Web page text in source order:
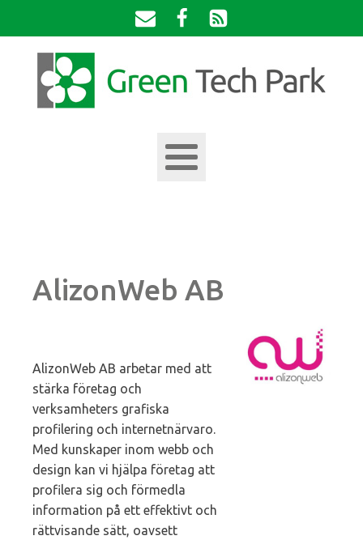
AlizonWeb AB
AlizonWeb AB arbetar med att
stärka företag och
verksamheters grafiska
profilering och internetnärvaro.
Med kunskaper inom webb och
design kan vi hjälpa företag att
profilera sig och förmedla
information på ett effektivt och
rättvisande sätt, oavsett